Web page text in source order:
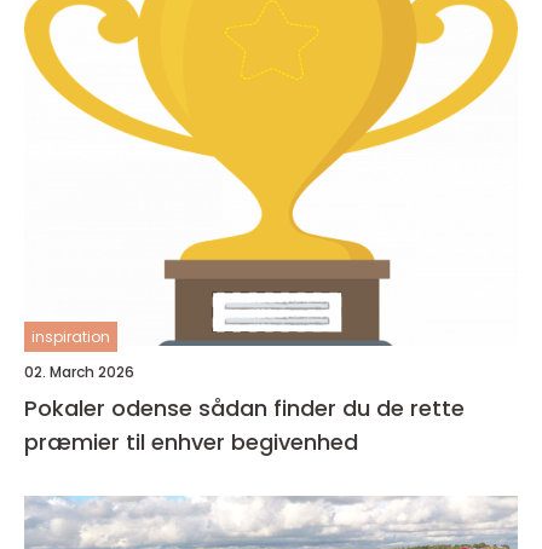
inspiration
02. March 2026
Pokaler odense sådan finder du de rette
præmier til enhver begivenhed